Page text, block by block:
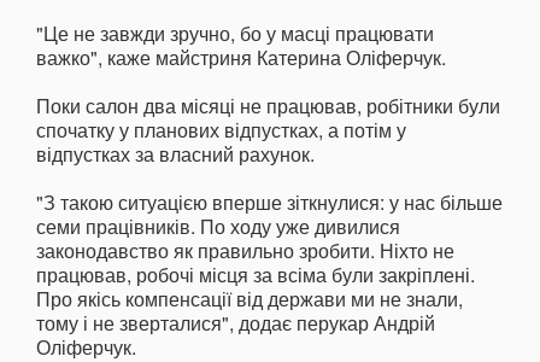
"Це не завжди зручно, бо у масці працювати
важко", каже майстриня Катерина Оліферчук.
Поки салон два місяці не працював, робітники були
спочатку у планових відпустках, а потім у
відпустках за власний рахунок.
"З такою ситуацією вперше зіткнулися: у нас більше
семи працівників. По ходу уже дивилися
законодавство як правильно зробити. Ніхто не
працював, робочі місця за всіма були закріплені.
Про якісь компенсації від держави ми не знали,
тому і не зверталися", додає перукар Андрій
Оліферчук.